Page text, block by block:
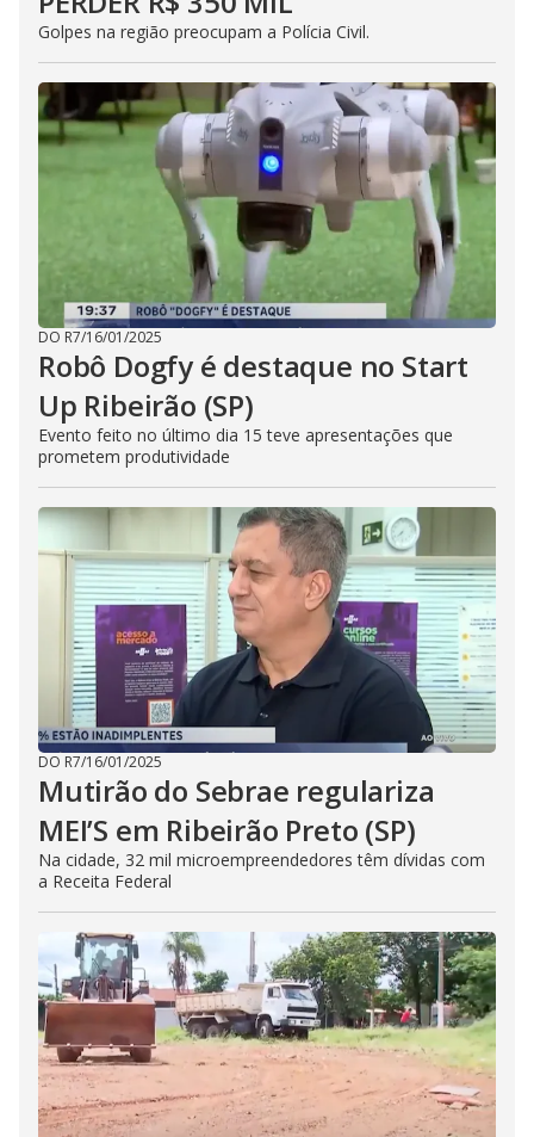
Golpes na região preocupam a Polícia Civil.
DO R7/16/01/2025
Robô Dogfy é destaque no Start
Up Ribeirão (SP)
Evento feito no último dia 15 teve apresentações que
prometem produtividade
DO R7/16/01/2025
Mutirão do Sebrae regulariza
MEI’S em Ribeirão Preto (SP)
Na cidade, 32 mil microempreendedores têm dívidas com
a Receita Federal